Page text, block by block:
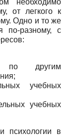
необходимо
от легкого к
Одно и то же
по-разному, с
по другим
учебных
учебных
психологии в